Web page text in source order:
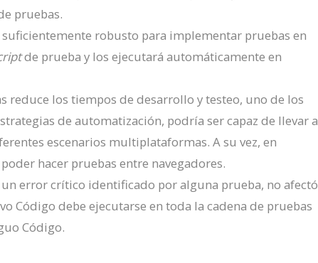
pruebas.
robusto para implementar pruebas en
de prueba y los ejecutará automáticamente en
reduce los tiempos de desarrollo y testeo, uno de los
de automatización, podría ser capaz de llevar a
escenarios multiplataformas. A su vez, en
hacer pruebas entre navegadores.
error crítico identificado por alguna prueba, no afectó
Código debe ejecutarse en toda la cadena de pruebas
Código.